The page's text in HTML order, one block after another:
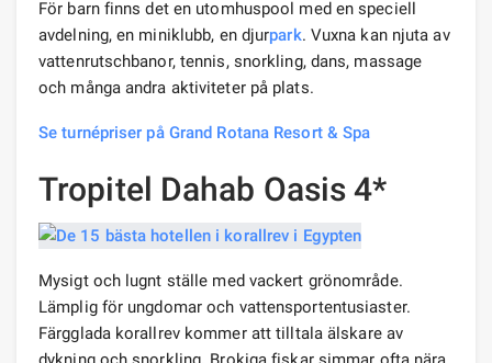
För barn finns det en utomhuspool med en speciell
avdelning, en miniklubb, en djurpark. Vuxna kan njuta av
vattenrutschbanor, tennis, snorkling, dans, massage
och många andra aktiviteter på plats.
Se turnépriser på Grand Rotana Resort & Spa
Tropitel Dahab Oasis 4*
Mysigt och lugnt ställe med vackert grönområde.
Lämplig för ungdomar och vattensportentusiaster.
Färgglada korallrev kommer att tilltala älskare av